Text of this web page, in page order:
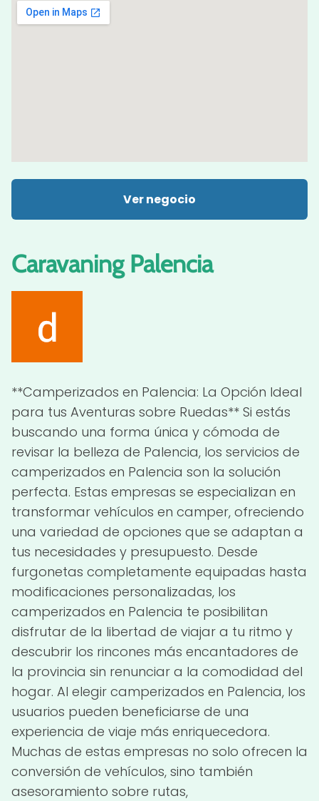
Ver negocio
Caravaning Palencia
**Camperizados en Palencia: La Opción Ideal
para tus Aventuras sobre Ruedas** Si estás
buscando una forma única y cómoda de
revisar la belleza de Palencia, los servicios de
camperizados en Palencia son la solución
perfecta. Estas empresas se especializan en
transformar vehículos en camper, ofreciendo
una variedad de opciones que se adaptan a
tus necesidades y presupuesto. Desde
furgonetas completamente equipadas hasta
modificaciones personalizadas, los
camperizados en Palencia te posibilitan
disfrutar de la libertad de viajar a tu ritmo y
descubrir los rincones más encantadores de
la provincia sin renunciar a la comodidad del
hogar. Al elegir camperizados en Palencia, los
usuarios pueden beneficiarse de una
experiencia de viaje más enriquecedora.
Muchas de estas empresas no solo ofrecen la
conversión de vehículos, sino también
asesoramiento sobre rutas,